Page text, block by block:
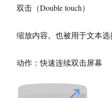
双击（Double touch）
缩放内容。也被用于文本选
动作：快速连续双击屏幕